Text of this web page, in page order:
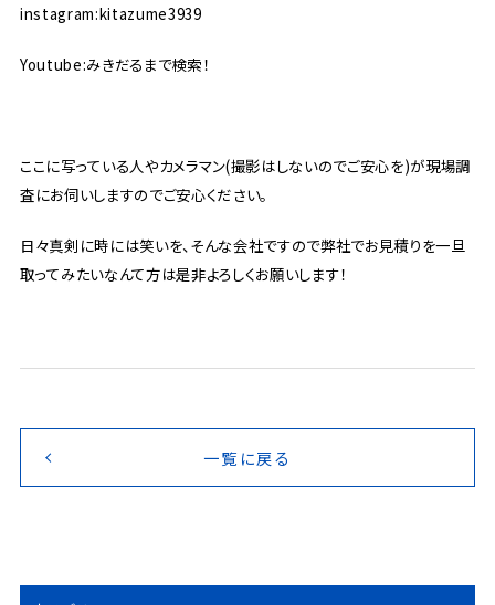
instagram:kitazume3939
Youtube:みきだるまで検索！
ここに写っている人やカメラマン(撮影はしないのでご安心を)が現場調
査にお伺いしますのでご安心ください。
日々真剣に時には笑いを、そんな会社ですので弊社でお見積りを一旦
取ってみたいなんて方は是非よろしくお願いします！
一覧に戻る